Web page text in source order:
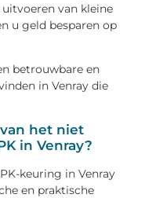
van kleine
u geld besparen op
betrouwbare en
in Venray die
het niet
in Venray?
keuring in Venray
en praktische